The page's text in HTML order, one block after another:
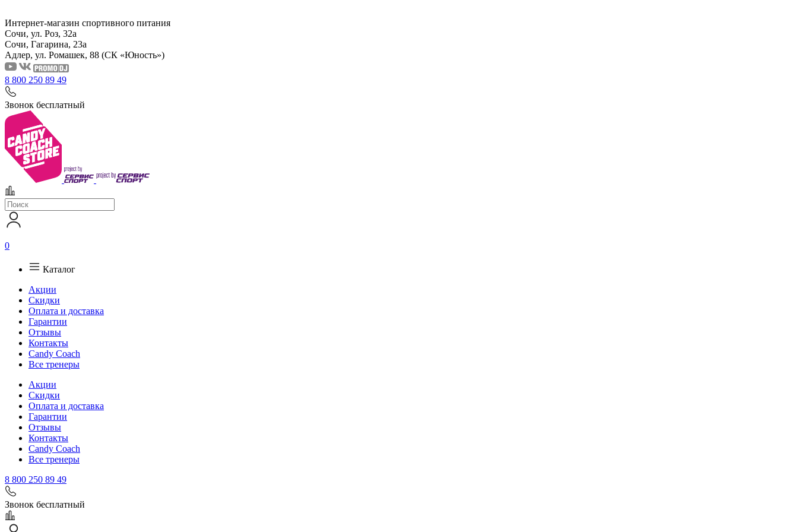
Интернет-магазин спортивного питания
Сочи, ул. Роз, 32а
Сочи, Гагарина, 23а
Адлер, ул. Ромашек, 88 (СК «Юность»)
8 800 250 89 49
Звонок бесплатный
0
Каталог
Акции
Скидки
Оплата и доставка
Гарантии
Отзывы
Контакты
Candy Coach
Все тренеры
Акции
Скидки
Оплата и доставка
Гарантии
Отзывы
Контакты
Candy Coach
Все тренеры
8 800 250 89 49
Звонок бесплатный